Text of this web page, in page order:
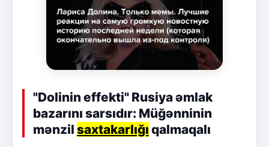
"Dolinin effekti" Rusiya əmlak
bazarını sarsıdır: Müğənninin
mənzil saxtakarlığı qalmaqalı